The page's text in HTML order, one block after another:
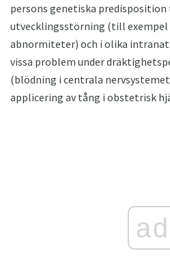
persons genetiska
utvecklingsstörning (till exempel
abnormiteter) och i olika
vissa problem under
(blödning i centrala
applicering av tång i obstetrisk
ad